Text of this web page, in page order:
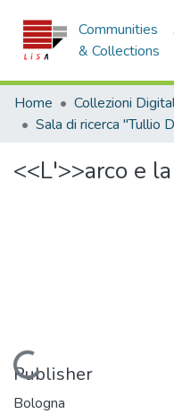
Communities
& Collections
Home
<<L'>>arco e
Loading...
Publisher
Bologna